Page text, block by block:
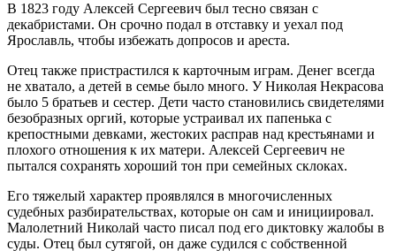
В 1823 году Алексей Сергеевич был тесно связан с
декабристами. Он срочно подал в отставку и уехал под
Ярославль, чтобы избежать допросов и ареста.
Отец также пристрастился к карточным играм. Денег всегда
не хватало, а детей в семье было много. У Николая Некрасова
было 5 братьев и сестер. Дети часто становились свидетелями
безобразных оргий, которые устраивал их папенька с
крепостными девками, жестоких расправ над крестьянами и
плохого отношения к их матери. Алексей Сергеевич не
пытался сохранять хороший тон при семейных склоках.
Его тяжелый характер проявлялся в многочисленных
судебных разбирательствах, которые он сам и инициировал.
Малолетний Николай часто писал под его диктовку жалобы в
суды. Отец был сутягой, он даже судился с собственной